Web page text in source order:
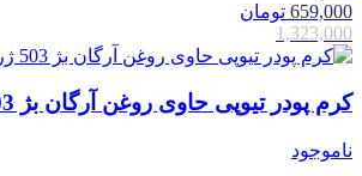
659,000 تومان
1,323,000
کرم پودر تیوپی حاوی روغن آرگان بژ 503 ژرورا
ناموجود